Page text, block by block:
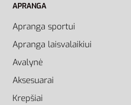
APRANGA
Apranga sportui
Apranga laisvalaikiui
Avalynė
Aksesuarai
Krepšiai